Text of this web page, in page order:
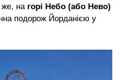
же, на горі Небо (або Нево)
подорож Йорданією у